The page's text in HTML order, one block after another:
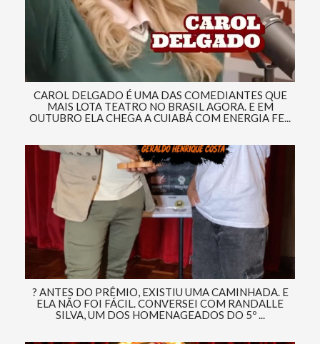
CAROL DELGADO É UMA DAS COMEDIANTES QUE
MAIS LOTA TEATRO NO BRASIL AGORA. E EM
OUTUBRO ELA CHEGA A CUIABÁ COM ENERGIA FE...
? ANTES DO PRÊMIO, EXISTIU UMA CAMINHADA. E
ELA NÃO FOI FÁCIL. CONVERSEI COM RANDALLE
SILVA, UM DOS HOMENAGEADOS DO 5º ...